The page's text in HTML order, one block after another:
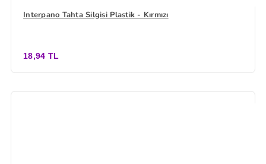
Interpano Tahta Silgisi Plastik - Kırmızı
18,94 TL